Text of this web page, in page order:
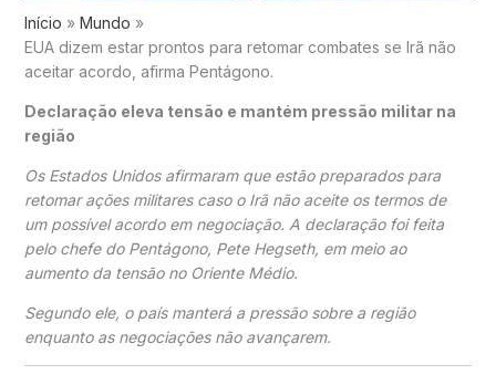
Início
Mundo
EUA dizem estar prontos para retomar combates se Irã não
aceitar acordo, afirma Pentágono.
Declaração eleva tensão e mantém pressão militar na
região
Os Estados Unidosafirmaram que estão preparados para
retomar ações militares caso o Irãnão aceite os termos de
um possível acordo em negociação. A declaração foi feita
pelo chefe do Pentágono, Pete Hegseth, em meio ao
aumento da tensão no Oriente Médio.
Segundo ele, o país manterá a pressão sobre a região
enquanto as negociações não avançarem.